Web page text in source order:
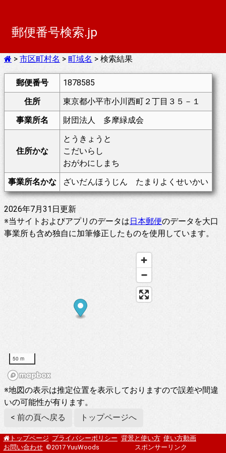
郵便番号検索.jp
> 市区町村名 > 町域名 > 検索結果
郵便番号
1878585
住所
東京都小平市小川西町２丁目３５－１
事業所名
財団法人 多摩緑成会
住所かな
とうきょうと
こだいらし
おがわにしまち
事業所名かな
ざいだんほうじん たまりよくせいかい
2026年7月31日更新
※当サイトおよびアプリのデータは日本郵便のデータを大口
事業所も含め独自に加筆修正したものを使用しています。
50 m
※地図の表示は推定位置を表示しておりますので誤差や間違
いの可能性が有ります。
< 前の頁へ戻る
トップページへ
トップページ プライバシーポリシー 背景と使い方 使い方動画
お問い合わせ ©2017 YuuWoods スポンサーリンク